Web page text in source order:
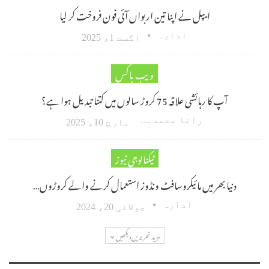
ایپل نے اپنا تین اربواں آئی فون فروخت کر لیا
ادارہ اگست 1، 2025
ویب باکس
آپ کا رہائشی علاقہ 75 کروڑ سالوں میں کتنا تبدیل ہوا ہے؟
رانا محمد امین اکبر مارچ 10، 2025
ٹیکنالوجی نیوز
دنیا بھر میں مائیکروسافٹ ونڈوز استعمال کرنے والے کروڑوں…
ادارہ جولائی 20، 2024
مزید تحریریں دیکھیں